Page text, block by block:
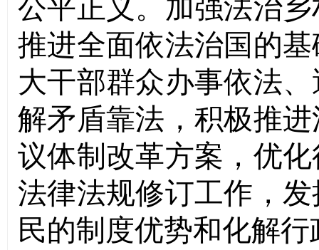
公平正义。加强法治
推进全面依法治国的
大干部群众办事依法
解矛盾靠法，积极推
议体制改革方案，优
法律法规修订工作，
民的制度优势和化解